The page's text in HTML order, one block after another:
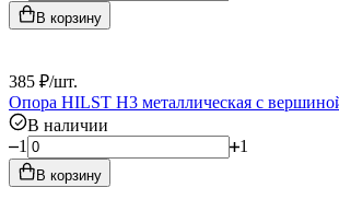
В корзину
385 ₽/шт.
Опора HILST Н3 металлическая с
В наличии
1
1
В корзину